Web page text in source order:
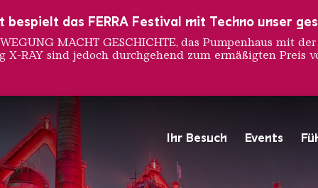
Ihr Besuch Events
Hochofengruppe in Rot
Copyright:
bespielt das FERRA Festival mit Techno unser
MACHT GESCHICHTE, das Pumpenhaus mit
RAY sind jedoch durchgehend zum ermäßigten Preis